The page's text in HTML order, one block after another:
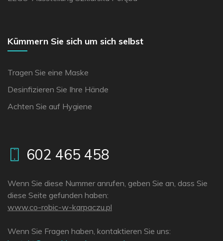
Kümmern Sie sich um sich selbst
Tragen Sie eine Maske
Desinfizieren Sie Ihre Hände
Achten Sie auf Hygiene
602 465 458
Wenn Sie diese Nummer anrufen, geben Sie an, dass Sie
diese Seite gefunden haben:
www.co-robic-w-karpaczu.pl
Wenn Sie Fragen haben, kontaktieren Sie uns: